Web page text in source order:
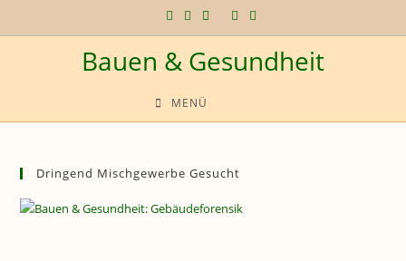
Inhalt
Bauen & Gesundheit
MENÜ
Dringend Mischgewerbe Gesucht